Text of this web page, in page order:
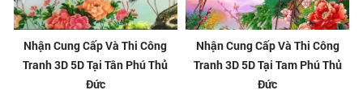
Nhận Cung Cấp Và Thi Công
Tranh 3D 5D Tại Tân Phú Thủ
Đức
Nhận Cung Cấp Và Thi Công
Tranh 3D 5D Tại Tam Phú Thủ
Đức